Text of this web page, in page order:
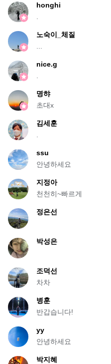
honghi
노숙이_체질
nice.g
명햐
초대x
김세훈
ssu
안녕하세요
지정아
천천히~빠르게
정은선
박성은
조덕선
차차
병훈
반갑습니다!
yy
안녕하세요
박지혜